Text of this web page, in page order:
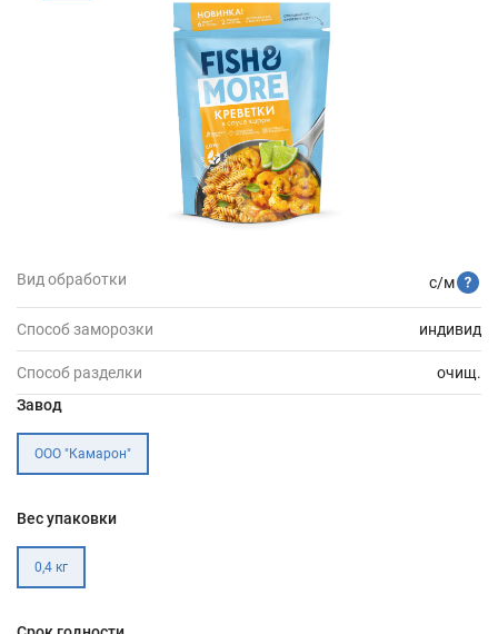
Вид обработки с/м
Способ заморозки индивид
Способ разделки
очищ.
Завод
ООО "Камарон"
Вес упаковки
0,4 кг